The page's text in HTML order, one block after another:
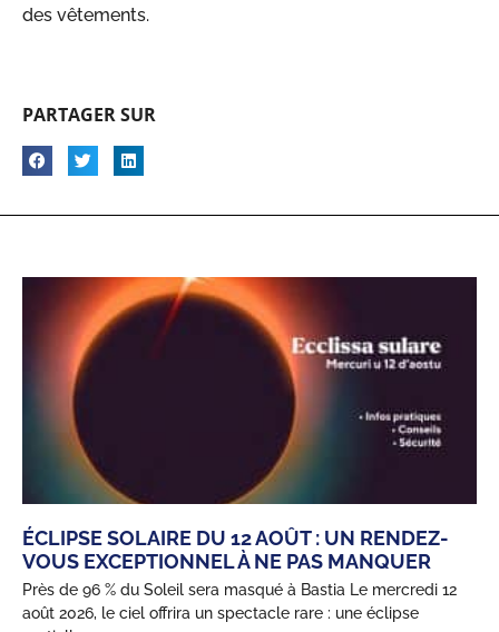
des vêtements.
PARTAGER SUR
ÉCLIPSE SOLAIRE DU 12 AOÛT : UN RENDEZ-
VOUS EXCEPTIONNEL À NE PAS MANQUER
Près de 96 % du Soleil sera masqué à Bastia Le mercredi 12
août 2026, le ciel offrira un spectacle rare : une éclipse